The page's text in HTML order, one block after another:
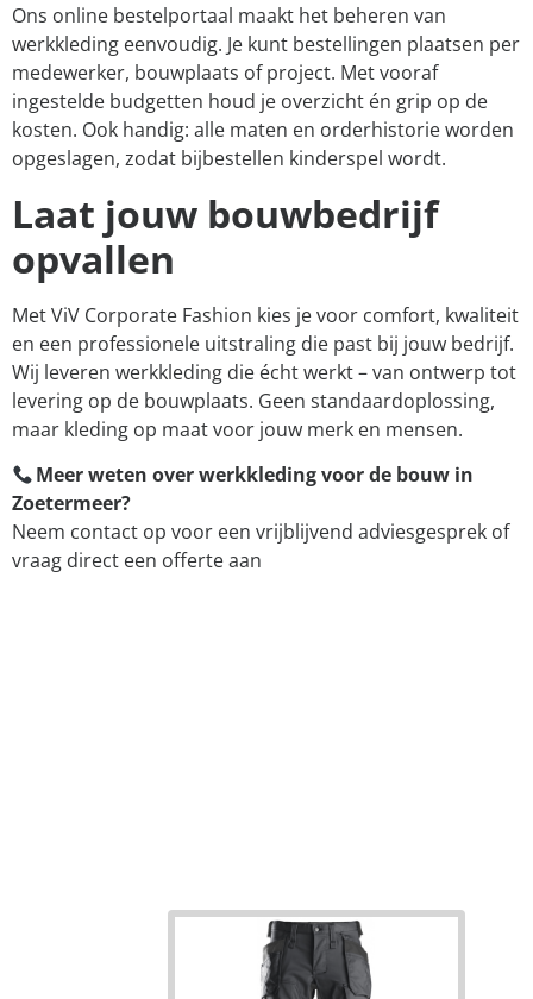
Ons online bestelportaal maakt het beheren van
werkkleding eenvoudig. Je kunt bestellingen plaatsen per
medewerker, bouwplaats of project. Met vooraf
ingestelde budgetten houd je overzicht én grip op de
kosten. Ook handig: alle maten en orderhistorie worden
opgeslagen, zodat bijbestellen kinderspel wordt.
Laat jouw bouwbedrijf
opvallen
Met ViV Corporate Fashion kies je voor comfort, kwaliteit
en een professionele uitstraling die past bij jouw bedrijf.
Wij leveren werkkleding die écht werkt – van ontwerp tot
levering op de bouwplaats. Geen standaardoplossing,
maar kleding op maat voor jouw merk en mensen.
Meer weten over werkkleding voor de bouw in
Zoetermeer?
Neem contact op voor een vrijblijvend adviesgesprek of
vraag direct een offerte aan